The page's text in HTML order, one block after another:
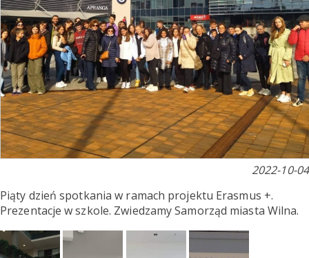
2022-10-04
Piąty dzień spotkania w ramach projektu Erasmus +.
Prezentacje w szkole. Zwiedzamy Samorząd miasta Wilna.